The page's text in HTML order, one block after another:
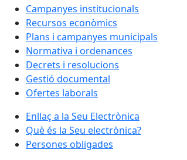
Campanyes institucionals
Recursos econòmics
Plans i campanyes municipals
Normativa i ordenances
Decrets i resolucions
Gestió documental
Ofertes laborals
Enllaç a la Seu Electrònica
Què és la Seu electrònica?
Persones obligades